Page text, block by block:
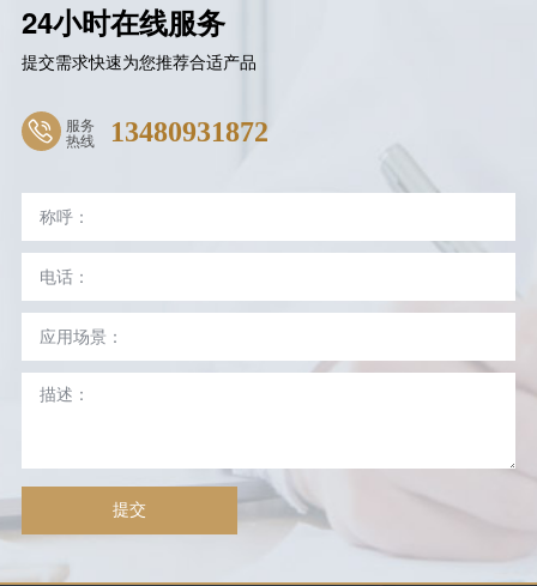
24小时在线服务
提交需求快速为您推荐合适产品
服务
热线 13480931872
提交